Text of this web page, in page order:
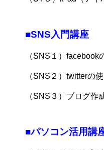
■SNS入門講座
（SNS１）facebook
（SNS２）twitterの
（SNS３）ブログ
■パソコン活用講